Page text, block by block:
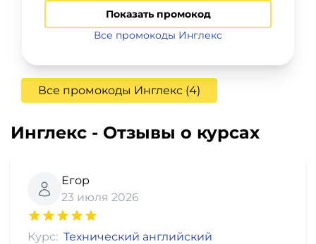
Показать промокод
Все промокоды Инглекс
Все промокоды Инглекс (4)
Инглекс - Отзывы о курсах
Егор
23 июля 2026
Курс: Технический английский